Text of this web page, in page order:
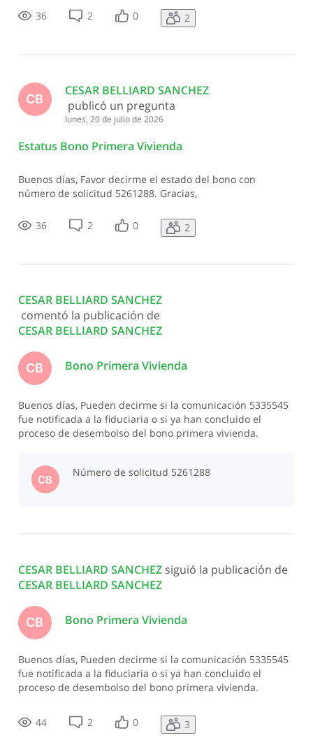
36 2 0 2
CB
CESAR BELLIARD SANCHEZ
publicó un pregunta
lunes, 20 de julio de 2026
Estatus Bono Primera Vivienda
Buenos días, Favor decirme el estado del bono con
número de solicitud 5261288. Gracias,
36 2 0 2
CESAR BELLIARD SANCHEZ
comentó la publicación de
CESAR BELLIARD SANCHEZ
CB Bono Primera Vivienda
Buenos días, Pueden decirme si la comunicación 5335545
fue notificada a la fiduciaria o si ya han concluido el
proceso de desembolso del bono primera vivienda.
CB
Número de solicitud 5261288
CESAR BELLIARD SANCHEZ siguió la publicación de
CESAR BELLIARD SANCHEZ
CB Bono Primera Vivienda
Buenos días, Pueden decirme si la comunicación 5335545
fue notificada a la fiduciaria o si ya han concluido el
proceso de desembolso del bono primera vivienda.
44
2 0 3